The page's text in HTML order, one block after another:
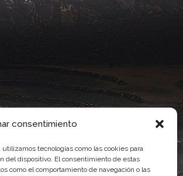
consentimiento
tecnologías como las cookies para
del dispositivo. El consentimiento de estas
como el comportamiento de navegación o las